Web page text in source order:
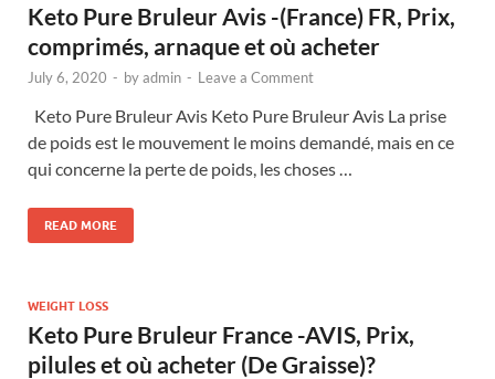
Keto Pure Bruleur Avis -(France) FR, Prix,
comprimés, arnaque et où acheter
July 6, 2020 - byadmin - Leave a Comment
Keto Pure Bruleur Avis Keto Pure Bruleur Avis La prise
de poids est le mouvement le moins demandé, mais en ce
qui concerne la perte de poids, les choses …
READ MORE
WEIGHT LOSS
Keto Pure Bruleur France -AVIS, Prix,
pilules et où acheter (De Graisse)?